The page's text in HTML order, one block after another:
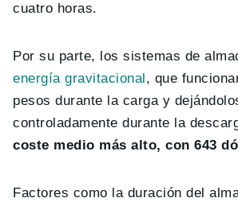
cuatro horas.
Por su parte, los sistemas de
energía gravitacional , que
pesos durante la carga y
controladamente durante la
coste medio más alto, con 643
Factores como la duración del